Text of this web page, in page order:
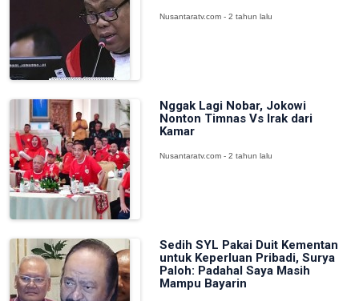
Nusantaratv.com - 2 tahun lalu
Nggak Lagi Nobar, Jokowi
Nonton Timnas Vs Irak dari
Kamar
Nusantaratv.com - 2 tahun lalu
Sedih SYL Pakai Duit Kementan
untuk Keperluan Pribadi, Surya
Paloh: Padahal Saya Masih
Mampu Bayarin